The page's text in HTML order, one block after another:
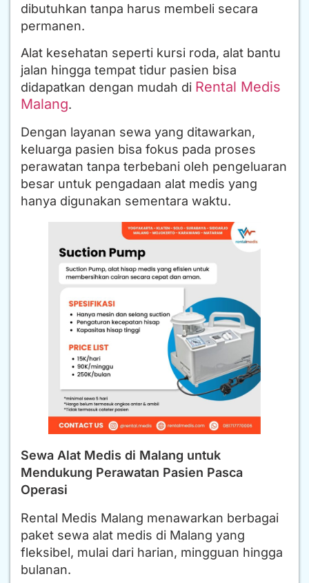
dibutuhkan tanpa harus membeli secara
permanen.
Alat kesehatan seperti kursi roda, alat bantu
jalan hingga tempat tidur pasien bisa
didapatkan dengan mudah di Rental Medis
Malang.
Dengan layanan sewa yang ditawarkan,
keluarga pasien bisa fokus pada proses
perawatan tanpa terbebani oleh pengeluaran
besar untuk pengadaan alat medis yang
hanya digunakan sementara waktu.
Sewa Alat Medis di Malang untuk
Mendukung Perawatan Pasien Pasca
Operasi
Rental Medis Malang menawarkan berbagai
paket sewa alat medis di Malang yang
fleksibel, mulai dari harian, mingguan hingga
bulanan.